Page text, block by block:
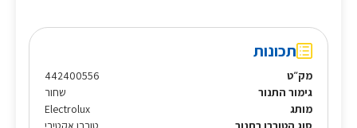
תכונות
מק״ט
442400556
גימור התנור
שחור
מותג
Electrolux